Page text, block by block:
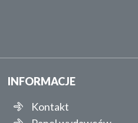
INFORMACJE
Kontakt